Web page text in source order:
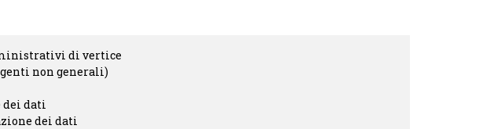
di vertice
non generali)
dei dati
dei dati